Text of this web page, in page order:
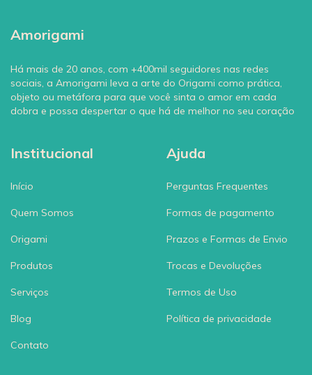
Amorigami
Há mais de 20 anos, com +400mil seguidores nas redes
sociais, a Amorigami leva a arte do Origami como prática,
objeto ou metáfora para que você sinta o amor em cada
dobra e possa despertar o que há de melhor no seu coração
Institucional
Início
Quem Somos
Origami
Produtos
Serviços
Blog
Contato
Ajuda
Perguntas Frequentes
Formas de pagamento
Prazos e Formas de Envio
Trocas e Devoluções
Termos de Uso
Política de privacidade